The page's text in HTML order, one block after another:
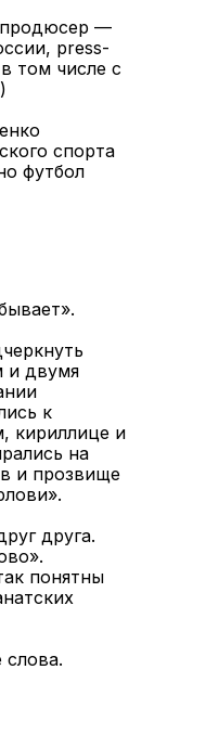
—
press-
том числе с
спорта
футбол
и двумя
к
кириллице и
на
и прозвище
друга.
понятны